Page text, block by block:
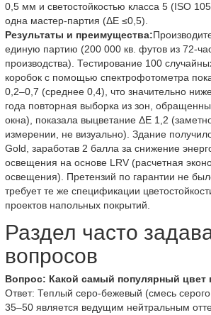
0,5 мм и светостойкостью класса 5 (ISO
одна мастер-партия (ΔE ≤0,5).
Результаты и преимущества:
единую партию (200 000 кв. футов из 72-
производства). Тестирование 100
коробок с помощью спектрофотометра
0,2–0,7 (среднее 0,4), что значительно
года повторная выборка из зон,
окна), показала выцветание ΔE 1,2
измерении, не визуально). Здание
Gold, заработав 2 балла за снижение
освещения на основе LRV (расчетная
освещения). Претензий по гарантии не
требует те же спецификации
проектов напольных покрытий.
Раздел часто
вопросов
Вопрос: Какой самый популярный цвет
Ответ: Теплый серо-бежевый (смесь
35–50 является ведущим нейтральным